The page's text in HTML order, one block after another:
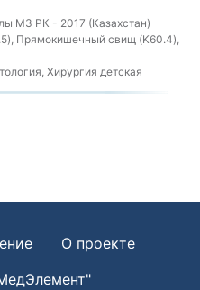
МЗ РК - 2017 (Казахстан)
Прямокишечный свищ (K60.4),
Хирургия детская
О проекте